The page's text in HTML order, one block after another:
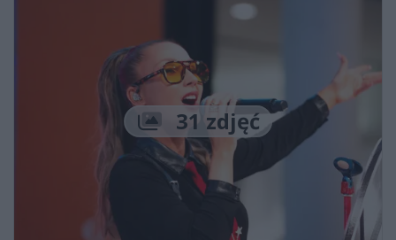
Liczba zdjęć
31 zdjęć